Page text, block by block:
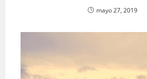
mayo 27, 2019